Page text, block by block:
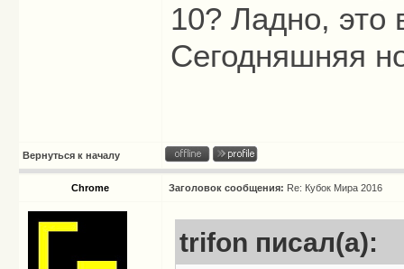
10? Ладно, это
Сегодняшняя
Вернуться к началу
Chrome Заголовок сообщения: Re: Кубок Мира 2016
trifon писал(а):